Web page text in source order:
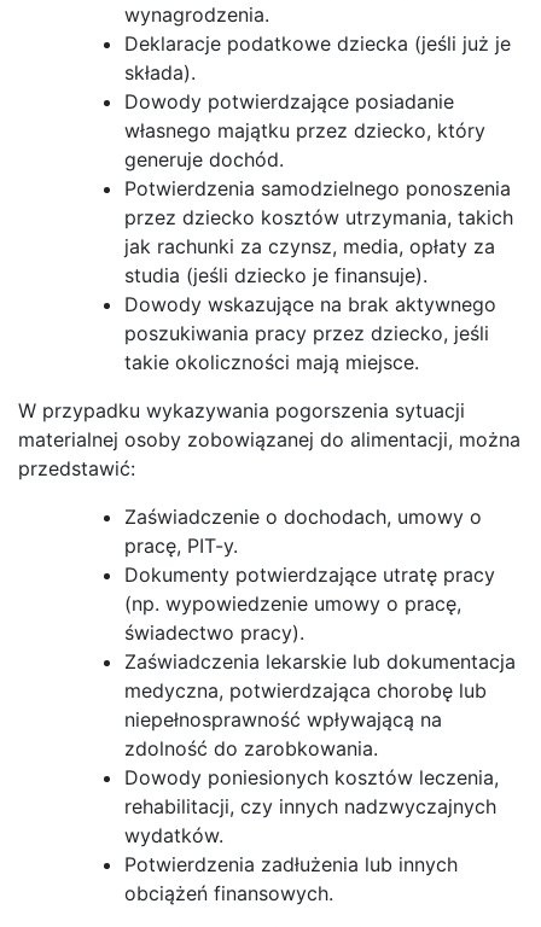
wynagrodzenia.
Deklaracje podatkowe dziecka (jeśli już je
składa).
Dowody potwierdzające posiadanie
własnego majątku przez dziecko, który
generuje dochód.
Potwierdzenia samodzielnego ponoszenia
przez dziecko kosztów utrzymania, takich
jak rachunki za czynsz, media, opłaty za
studia (jeśli dziecko je finansuje).
Dowody wskazujące na brak aktywnego
poszukiwania pracy przez dziecko, jeśli
takie okoliczności mają miejsce.
W przypadku wykazywania pogorszenia sytuacji
materialnej osoby zobowiązanej do alimentacji, można
przedstawić:
Zaświadczenie o dochodach, umowy o
pracę, PIT-y.
Dokumenty potwierdzające utratę pracy
(np. wypowiedzenie umowy o pracę,
świadectwo pracy).
Zaświadczenia lekarskie lub dokumentacja
medyczna, potwierdzająca chorobę lub
niepełnosprawność wpływającą na
zdolność do zarobkowania.
Dowody poniesionych kosztów leczenia,
rehabilitacji, czy innych nadzwyczajnych
wydatków.
Potwierdzenia zadłużenia lub innych
obciążeń finansowych.